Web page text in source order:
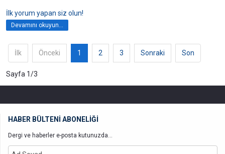
İlk yorum yapan siz olun!
Devamını okuyun...
İlk Önceki 1 2 3 Sonraki Son
Sayfa 1/3
HABER BÜLTENİ ABONELİĞİ
Dergi ve haberler e-posta kutunuzda...